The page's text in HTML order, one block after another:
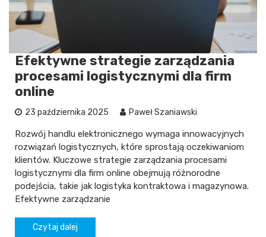
Efektywne strategie zarządzania
procesami logistycznymi dla firm
online
23 października 2025 Paweł Szaniawski
Rozwój handlu elektronicznego wymaga innowacyjnych
rozwiązań logistycznych, które sprostają oczekiwaniom
klientów. Kluczowe strategie zarządzania procesami
logistycznymi dla firm online obejmują różnorodne
podejścia, takie jak logistyka kontraktowa i magazynowa.
Efektywne zarządzanie
Czytaj dalej